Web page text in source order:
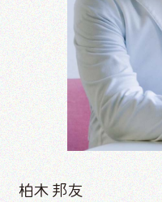
柏木 邦友